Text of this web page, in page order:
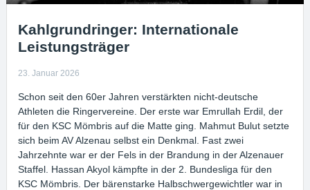
Kahlgrundringer: Internationale
Leistungsträger
23. Januar 2026
Schon seit den 60er Jahren verstärkten nicht-deutsche
Athleten die Ringervereine. Der erste war Emrullah Erdil, der
für den KSC Mömbris auf die Matte ging. Mahmut Bulut setzte
sich beim AV Alzenau selbst ein Denkmal. Fast zwei
Jahrzehnte war er der Fels in der Brandung in der Alzenauer
Staffel. Hassan Akyol kämpfte in der 2. Bundesliga für den
KSC Mömbris. Der bärenstarke Halbschwergewichtler war in